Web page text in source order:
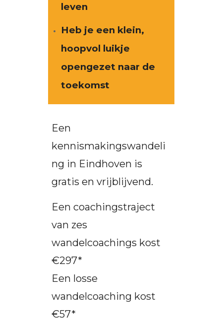
leven
Heb je een klein,
hoopvol luikje
opengezet naar de
toekomst
Een
kennismakingswandeli
ng in Eindhoven is
gratis en vrijblijvend.
Een coachingstraject
van zes
wandelcoachings kost
€297*
Een losse
wandelcoaching kost
€57*